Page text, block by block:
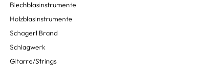
Blechblasinstrumente
Holzblasinstrumente
Schagerl Brand
Schlagwerk
Gitarre/Strings